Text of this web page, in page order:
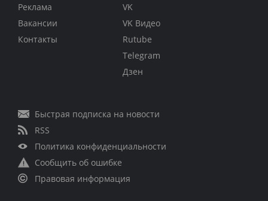
Реклама
Вакансии
Контакты
VK
VK Видео
Rutube
Telegram
Дзен
Быстрая подписка на новости
RSS
Политика конфиденциальности
Сообщить об ошибке
Правовая информация